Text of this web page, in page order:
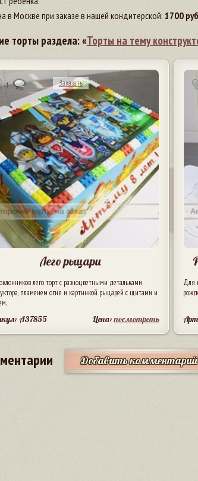
в Москве при заказе в нашей кондитерской: 1700
торты раздела: «Торты на тему
1 Заказать
Лего рыцари
лего торт с разноцветными детальками
пламенем огня и картинкой рыцарей с щитами и
A37855 Цена:посмотреть
Для
Добавить комментарий